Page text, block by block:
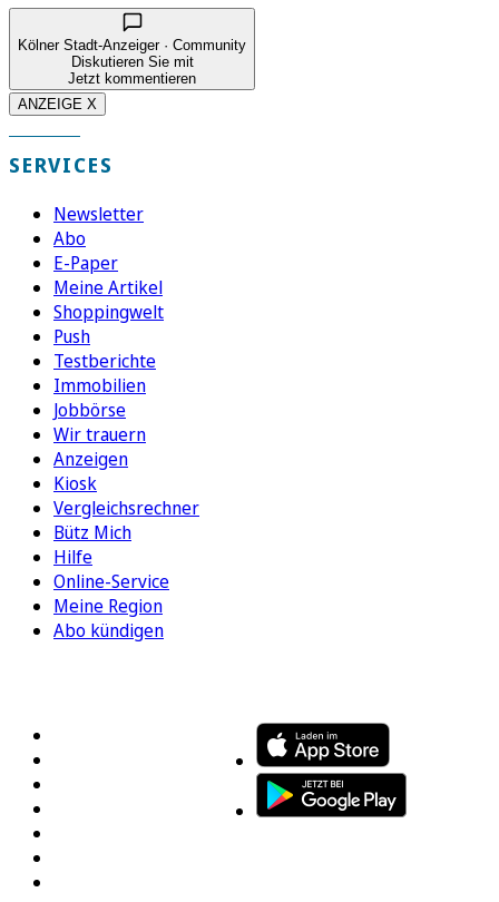
Kölner Stadt-Anzeiger · Community
Diskutieren Sie mit
Jetzt kommentieren
ANZEIGE X
SERVICES
Newsletter
Abo
E-Paper
Meine Artikel
Shoppingwelt
Push
Testberichte
Immobilien
Jobbörse
Wir trauern
Anzeigen
Kiosk
Vergleichsrechner
Bütz Mich
Hilfe
Online-Service
Meine Region
Abo kündigen